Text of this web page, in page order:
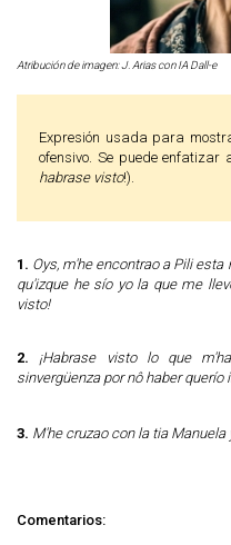
Atribución de imagen: J. Arias con IA Dall-e
Expresión usada para mostrar asombro e indignación ante algo
ofensivo. Se puede enfatizar
habrase visto!).
1. Oys, m'he encontrao a Pili
qu'izque he sío yo la que me
visto!
2. ¡Habrase visto lo que
sinvergüenza por nô haber querío
3. M'he cruzao con la tia Manuela
Comentarios: